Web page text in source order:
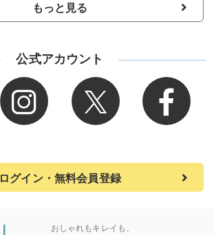
もっと見る
公式アカウント
ログイン・無料会員登録
おしゃれもキレイも、